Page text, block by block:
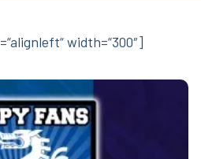
width=“300″]